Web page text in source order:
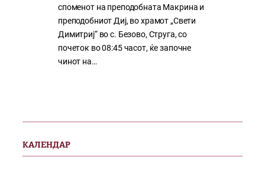
споменот на преподобната Макрина и
преподобниот Диј, во храмот „Свети
Димитриј“ во с. Безово, Струга, со
почеток во 08:45 часот, ќе започне
чинот на…
КАЛЕНДАР